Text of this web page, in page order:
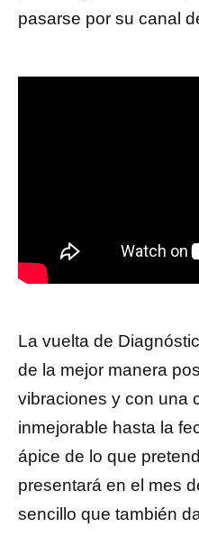
pasarse por su canal
La vuelta de
de la mejor manera
vibraciones y con una
inmejorable hasta la
ápice de lo que
presentará en el mes
sencillo que también